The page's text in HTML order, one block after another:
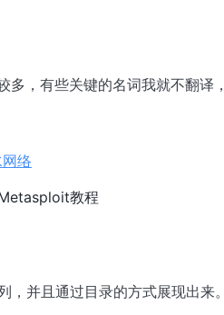
多，有些关键的名词我就不翻译
教程
，并且通过目录的方式展现出来